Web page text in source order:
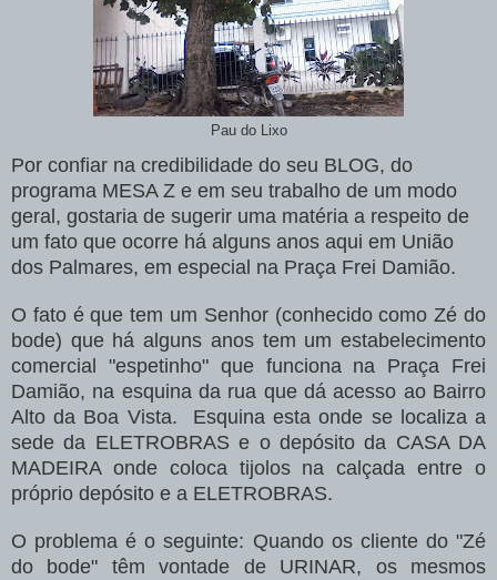
Pau do Lixo
Por confiar na credibilidade do seu BLOG, do
programa MESA Z e em seu trabalho de um modo
geral, gostaria de sugerir uma matéria a respeito de
um fato que ocorre há alguns anos aqui em União
dos Palmares, em especial na Praça Frei Damião.
O fato é que tem um Senhor (conhecido como Zé do
bode) que há alguns anos tem um estabelecimento
comercial "espetinho" que funciona na Praça Frei
Damião, na esquina da rua que dá acesso ao Bairro
Alto da Boa Vista. Esquina esta onde se localiza a
sede da ELETROBRAS e o depósito da CASA DA
MADEIRA onde coloca tijolos na calçada entre o
próprio depósito e a ELETROBRAS.
O problema é o seguinte: Quando os cliente do "Zé
do bode" têm vontade de URINAR, os mesmos